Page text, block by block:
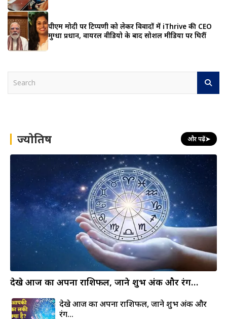
पीएम मोदी पर टिप्पणी को लेकर विवादों में iThrive की CEO
मुग्धा प्रधान, वायरल वीडियो के बाद सोशल मीडिया पर घिरीं
h ज्योतिष और पढ़ें➤
देखे आज का अपना राशिफल, जाने शुभ अंक और रंग…
देखे आज का अपना राशिफल, जाने शुभ अंक और
रंग…